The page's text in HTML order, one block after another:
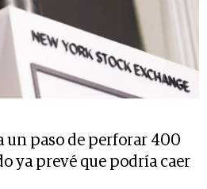
un paso de perforar 400
ya prevé que podría caer